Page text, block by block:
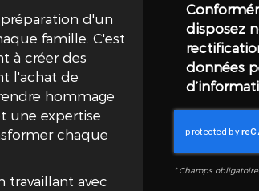
préparation d'un
famille. C'est
à créer des
l'achat de
hommage
une expertise
chaque
travaillant avec
disposez
données
*Champs